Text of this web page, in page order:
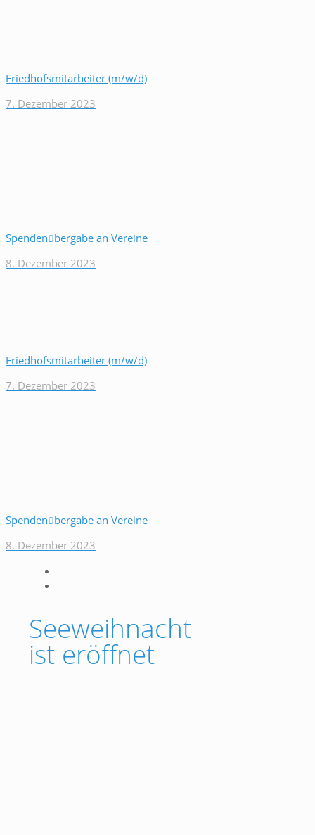
Friedhofsmitarbeiter (m/w/d)
7. Dezember 2023
Spendenübergabe an Vereine
8. Dezember 2023
Friedhofsmitarbeiter (m/w/d)
7. Dezember 2023
Spendenübergabe an Vereine
8. Dezember 2023
Seeweihnacht
ist eröffnet